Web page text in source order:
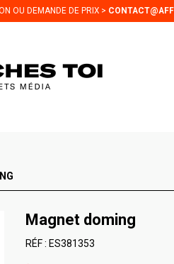
OU DEMANDE DE PRIX >
Magnet doming
RÉF : ES381353